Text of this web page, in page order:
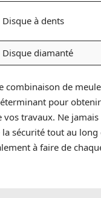
Disque à dents
Disque diamanté
combinaison de
pour
vos travaux. Ne
la sécurité tout au long
à faire de